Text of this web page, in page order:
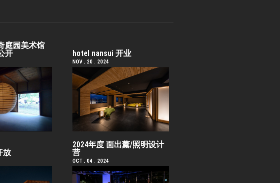
庭园美术馆
开
hotel nansui 开业
NOV . 20 . 2024
放
2024年度 面出薰/照明设计
营
OCT . 04 . 2024